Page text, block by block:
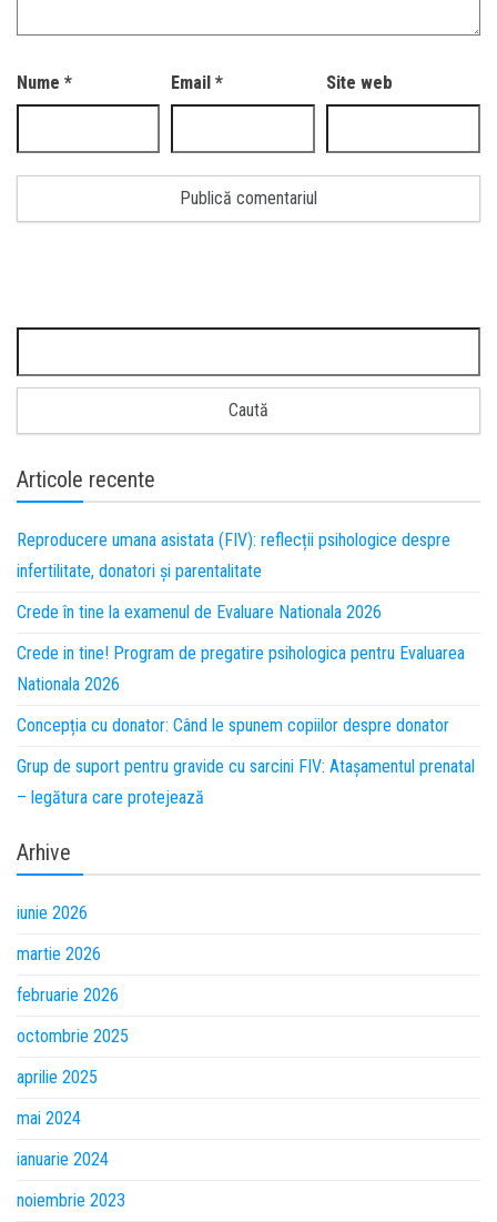
Nume * Email* Site web
Articole recente
Reproducere umana asistata (FIV): reflecții psihologice despre
infertilitate, donatori și parentalitate
Crede în tine la examenul de Evaluare Nationala 2026
Crede in tine! Program de pregatire psihologica pentru Evaluarea
Nationala 2026
Concepția cu donator: Când le spunem copiilor despre donator
Grup de suport pentru gravide cu sarcini FIV: Atașamentul prenatal
– legătura care protejează
Arhive
iunie 2026
martie 2026
februarie 2026
octombrie 2025
aprilie 2025
mai 2024
ianuarie 2024
noiembrie 2023